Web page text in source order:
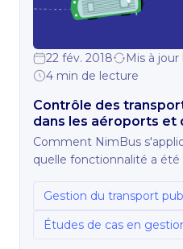
22 fév. 2018
Mis à jour
4 min de lecture
Contrôle des
dans les aéroports et
Comment NimBus
quelle fonctionnalité a
Gestion du transport
Études de cas en